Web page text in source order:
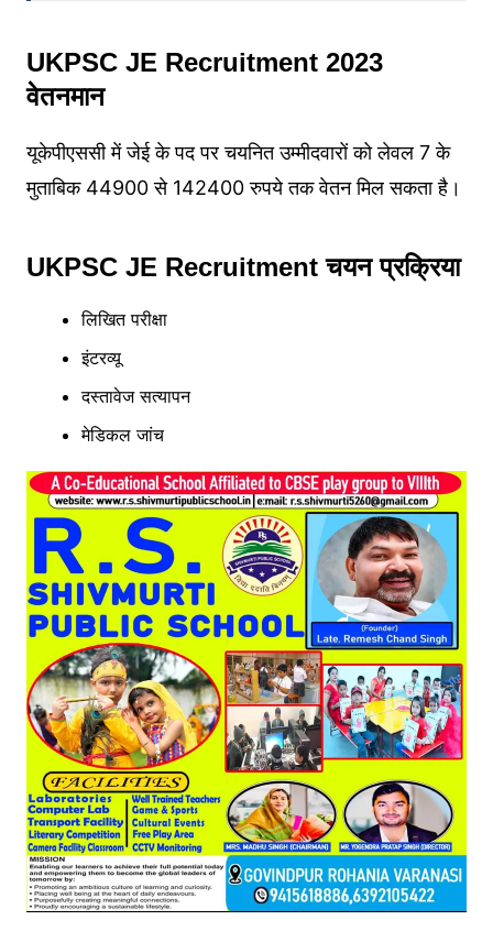
UKPSC JE Recruitment 2023
वेतनमान
यूकेपीएससी में जेई के पद पर चयनित उम्मीदवारों को लेवल 7 के
मुताबिक 44900 से 142400 रुपये तक वेतन मिल सकता है।
UKPSC JE Recruitmentचयन प्रक्रिया
लिखित परीक्षा
इंटरव्यू
दस्तावेज सत्यापन
मेडिकल जांच